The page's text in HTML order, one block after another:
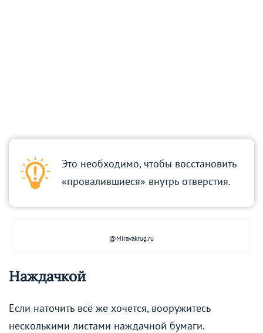
Это необходимо, чтобы восстановить
«провалившиеся» внутрь отверстия.
@Miravakrug.ru
Наждачкой
Если наточить всё же хочется, вооружитесь
несколькими листами наждачной бумаги.